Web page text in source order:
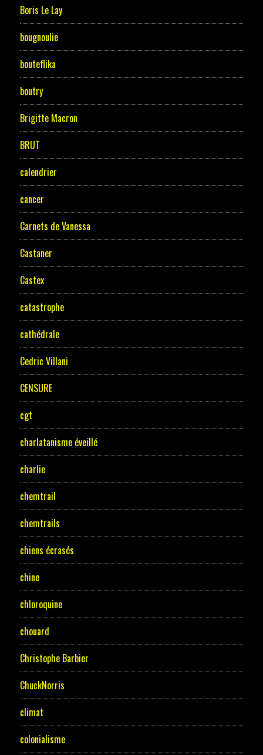
Boris Le Lay
bougnoulie
bouteflika
boutry
Brigitte Macron
BRUT
calendrier
cancer
Carnets de Vanessa
Castaner
Castex
catastrophe
cathédrale
Cedric Villani
CENSURE
cgt
charlatanisme éveillé
charlie
chemtrail
chemtrails
chiens écrasés
chine
chloroquine
chouard
Christophe Barbier
ChuckNorris
climat
colonialisme